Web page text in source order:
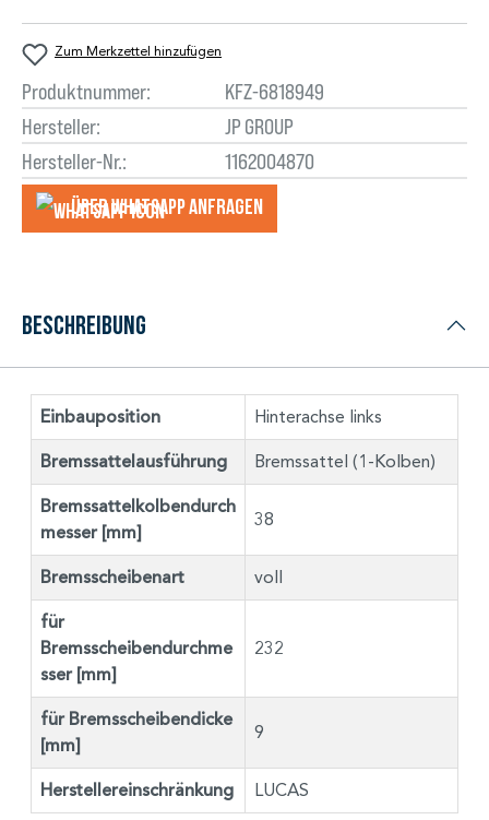
Zum Merkzettel hinzufügen
Produktnummer:
KFZ-6818949
Hersteller:
JP GROUP
Hersteller-Nr.:
1162004870
Über WhatsApp anfragеn
Beschreibung
Einbauposition Hinterachse links
Bremssattelausführung Bremssattel (1-Kolben)
Bremssattelkolbendurch
messer [mm]
38
Bremsscheibenart voll
für
Bremsscheibendurchme
sser [mm]
232
für Bremsscheibendicke
[mm]
9
Herstellereinschränkung LUCAS